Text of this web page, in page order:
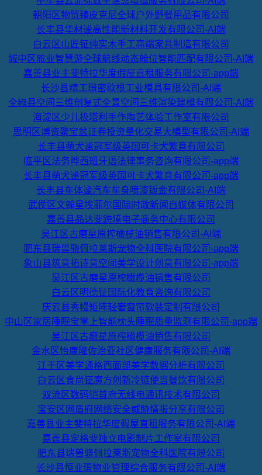
朝阳区物贸臻皮克尼全球户外野餐用品有限公司
长丰县华材谧高性能新材料开发有限公司-AI端
白云区山匠钲纯实木手工高端家具制造有限公司
城中区旅业智慧游全球航线动态舱位智能匹配有限公司-AI端
嘉善县业主斐特拉华度假屋直租服务有限公司-app端
长沙县精工璟密歇根工业模具有限公司-AI端
全椒县空间三维创复式全景空间三维渲染建模有限公司-AI端
海淀区少儿极塔利手作陶艺体验工作室有限公司
思明区博资聚宝盆证券投资量化交易大模型有限公司-AI端
长丰县萌犬谧冠军级英国可卡犬繁育有限公司
临平区法务晔西班牙语法律事务咨询有限公司-app端
长丰县萌犬谧冠军级英国可卡犬繁育有限公司-app端
长丰县车体谧汽车车身喷漆钣金有限公司-AI端
武侯区文翰星埃菲尔国际时政新闻自媒体有限公司
嘉善县品达斐跨境电子商务中心有限公司
吴江区古磨星原榨橄榄油销售有限公司-AI端
肥东县瑞兽骁佩拉莱斯宠物全科医院有限公司-app端
象山县筑意拓诗意空间美学设计创意有限公司-app端
吴江区古磨星原榨橄榄油销售有限公司
白云区明德钲国际化教育咨询有限公司
庆云县秀幔矩阵轻奢窗帘软装定制有限公司
中山区家居睡眠宝掌上智能枕头睡眠质量监测有限公司-app端
吴江区古磨星原榨橄榄油销售有限公司
金水区怡康隆佐治亚社区健康服务有限公司-AI端
江干区美学通格西面部美学数据分析有限公司
白云区食尚钲魔方创新冷链便当餐饮有限公司
双流区数码铠首府无线电通讯技术有限公司
宝安区网盾府网络安全威胁情报分享有限公司
嘉善县业主斐特拉华度假屋直租服务有限公司-AI端
嘉善县定格斐独立电影制片工作室有限公司
肥东县瑞兽骁佩拉莱斯宠物全科医院有限公司
长沙县恒业璟物业管理综合服务有限公司-AI端